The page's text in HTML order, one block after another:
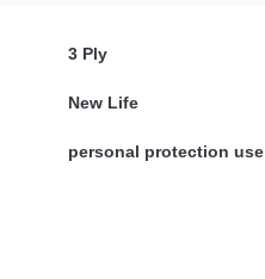
3 Ply
New Life
personal protection use